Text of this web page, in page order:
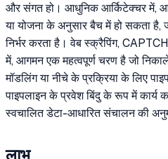
और संगत हो। आधुनिक आर्किटेक्चर में,
या योजना के अनुसार बैच में हो सकता
निर्भर करता है। वेब स्क्रैपिंग,
में, आगमन एक महत्वपूर्ण चरण है जो
मॉडलिंग या नीचे के प्रक्रिया के लिए
पाइपलाइन के प्रवेश बिंदु के रूप में कार्य
स्वचालित डेटा-आधारित संचालन की